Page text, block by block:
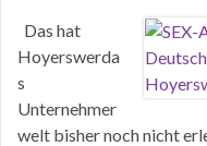
Das hat
Hoyerswerda
s
Unternehmer
welt bisher noch nicht